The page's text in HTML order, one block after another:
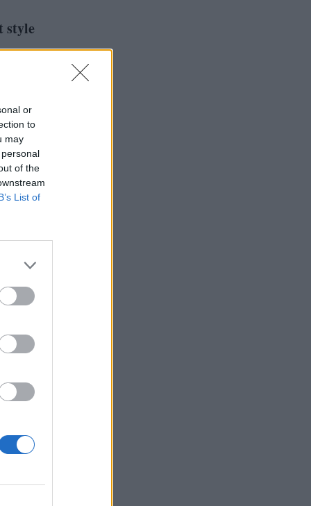
or
to
may
of the
List of
style